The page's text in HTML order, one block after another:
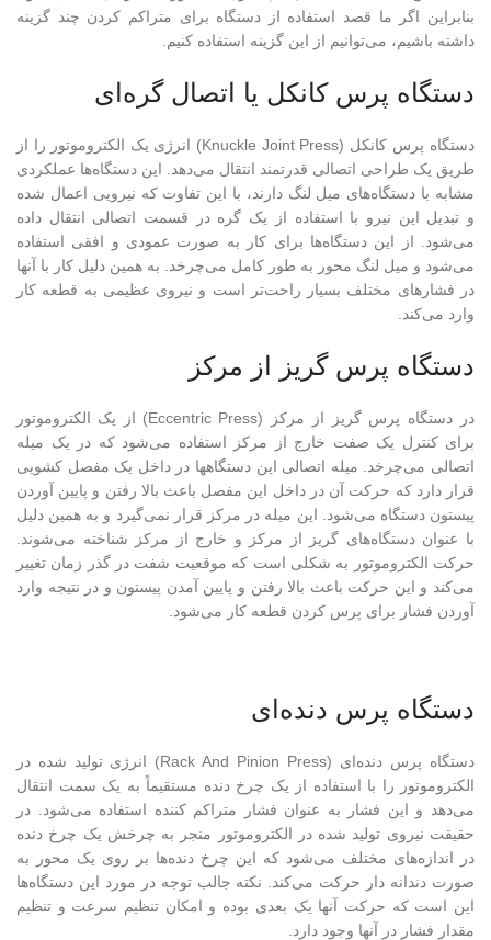
بنابراین اگر ما قصد استفاده از دستگاه برای متراکم کردن چند گزینه
داشته باشیم، می‌توانیم از این گزینه استفاده کنیم.
دستگاه پرس کانکل یا اتصال گره‌ای
دستگاه پرس کانکل (Knuckle Joint Press) انرژی یک الکتروموتور را از
طریق یک طراحی اتصالی قدرتمند انتقال می‌دهد. این دستگاه‌ها عملکردی
مشابه با دستگاه‌های میل لنگ دارند، با این تفاوت که نیرویی اعمال شده
و تبدیل این نیرو با استفاده از یک گره در قسمت اتصالی انتقال داده
می‌شود. از این دستگاه‌ها برای کار به صورت عمودی و افقی استفاده
می‌شود و میل لنگ محور به طور کامل می‌چرخد. به همین دلیل کار با آنها
در فشارهای مختلف بسیار راحت‌تر است و نیروی عظیمی به قطعه کار
وارد می‌کند.
دستگاه پرس گریز از مرکز
در دستگاه پرس گریز از مرکز (Eccentric Press) از یک الکتروموتور
برای کنترل یک صفت خارج از مرکز استفاده می‌شود که در یک میله
اتصالی می‌چرخد. میله اتصالی این دستگاهها در داخل یک مفصل کشویی
قرار دارد که حرکت آن در داخل این مفصل باعث بالا رفتن و پایین آوردن
پیستون دستگاه می‌شود. این میله در مرکز قرار نمی‌گیرد و به همین دلیل
با عنوان دستگاه‌های گریز از مرکز و خارج از مرکز شناخته می‌شوند.
حرکت الکتروموتور به شکلی است که موقعیت شفت در گذر زمان تغییر
می‌کند و این حرکت باعث بالا رفتن و پایین آمدن پیستون و در نتیجه وارد
آوردن فشار برای پرس کردن قطعه کار می‌شود.
دستگاه پرس دنده‌ای
دستگاه پرس دنده‌ای (Rack And Pinion Press) انرژی تولید شده در
الکتروموتور را با استفاده از یک چرخ دنده مستقیماً به یک سمت انتقال
می‌دهد و این فشار به عنوان فشار متراکم کننده استفاده می‌شود. در
حقیقت نیروی تولید شده در الکتروموتور منجر به چرخش یک چرخ دنده
در اندازه‌های مختلف می‌شود که این چرخ دنده‌ها بر روی یک محور به
صورت دندانه دار حرکت می‌کند. نکته جالب توجه در مورد این دستگاه‌ها
این است که حرکت آنها یک بعدی بوده و امکان تنظیم سرعت و تنظیم
مقدار فشار در آنها وجود دارد.